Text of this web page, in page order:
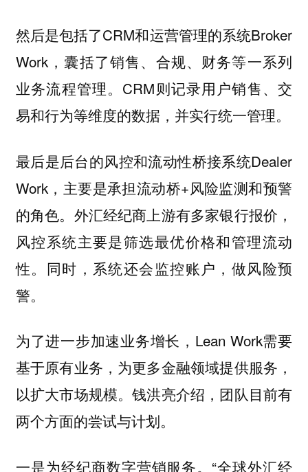
然后是包括了CRM和运营管理的系统Broker
Work，囊括了销售、合规、财务等一系列
业务流程管理。CRM则记录用户销售、交
易和行为等维度的数据，并实行统一管理。
最后是后台的风控和流动性桥接系统Dealer
Work，主要是承担流动桥+风险监测和预警
的角色。外汇经纪商上游有多家银行报价，
风控系统主要是筛选最优价格和管理流动
性。同时，系统还会监控账户，做风险预
警。
为了进一步加速业务增长，Lean Work需要
基于原有业务，为更多金融领域提供服务，
以扩大市场规模。钱洪亮介绍，团队目前有
两个方面的尝试与计划。
一是为经纪商数字营销服务。“全球外汇经